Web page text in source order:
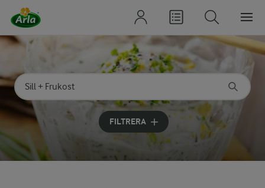
Sök på kategori eller ingrediens
Skriv in sökord för att få förslag
FILTRERA